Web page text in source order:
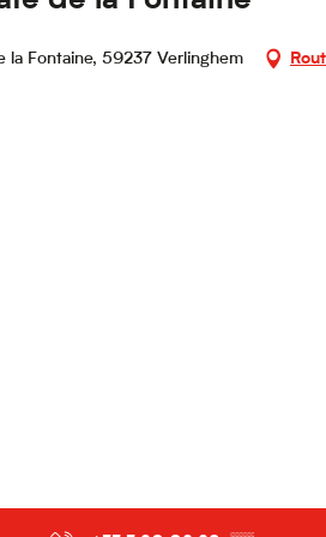
la Fontaine, 59237 Verlinghem